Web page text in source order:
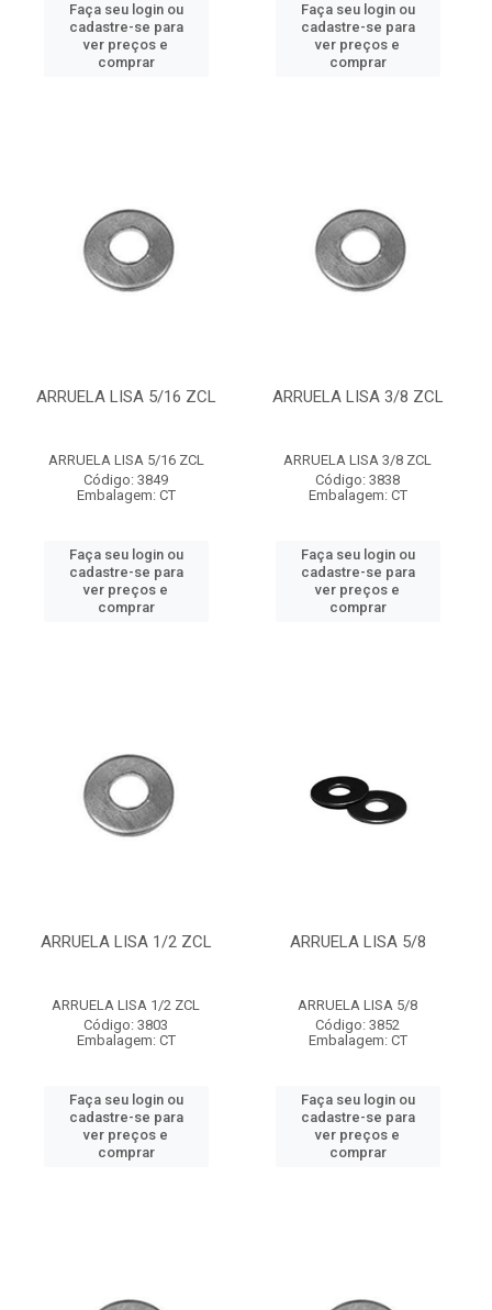
Faça seu login ou
cadastre-se para
ver preços e
comprar
Faça seu login ou
cadastre-se para
ver preços e
comprar
ARRUELA LISA 5/16 ZCL
ARRUELA LISA 5/16 ZCL
Código: 3849
Embalagem: CT
Faça seu login ou
cadastre-se para
ver preços e
comprar
ARRUELA LISA 3/8 ZCL
ARRUELA LISA 3/8 ZCL
Código: 3838
Embalagem: CT
Faça seu login ou
cadastre-se para
ver preços e
comprar
ARRUELA LISA 1/2 ZCL
ARRUELA LISA 1/2 ZCL
Código: 3803
Embalagem: CT
Faça seu login ou
cadastre-se para
ver preços e
comprar
ARRUELA LISA 5/8
ARRUELA LISA 5/8
Código: 3852
Embalagem: CT
Faça seu login ou
cadastre-se para
ver preços e
comprar